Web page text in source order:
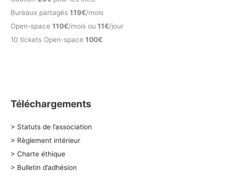
Bureaux partagés119€/mois
Open-space110€/mois ou 11€/jour
10 tickets Open-space100€
Téléchargements
> Statuts de l’association
> Règlement intérieur
> Charte éthique
> Bulletin d’adhésion